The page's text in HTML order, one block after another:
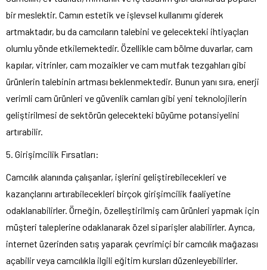
bir meslektir. Camın estetik ve işlevsel kullanımı giderek
artmaktadır, bu da camcıların talebini ve gelecekteki ihtiyaçları
olumlu yönde etkilemektedir. Özellikle cam bölme duvarlar, cam
kapılar, vitrinler, cam mozaikler ve cam mutfak tezgahları gibi
ürünlerin talebinin artması beklenmektedir. Bunun yanı sıra, enerji
verimli cam ürünleri ve güvenlik camları gibi yeni teknolojilerin
geliştirilmesi de sektörün gelecekteki büyüme potansiyelini
artırabilir.
5. Girişimcilik Fırsatları:
Camcılık alanında çalışanlar, işlerini geliştirebilecekleri ve
kazançlarını artırabilecekleri birçok girişimcilik faaliyetine
odaklanabilirler. Örneğin, özelleştirilmiş cam ürünleri yapmak için
müşteri taleplerine odaklanarak özel siparişler alabilirler. Ayrıca,
internet üzerinden satış yaparak çevrimiçi bir camcılık mağazası
açabilir veya camcılıkla ilgili eğitim kursları düzenleyebilirler.